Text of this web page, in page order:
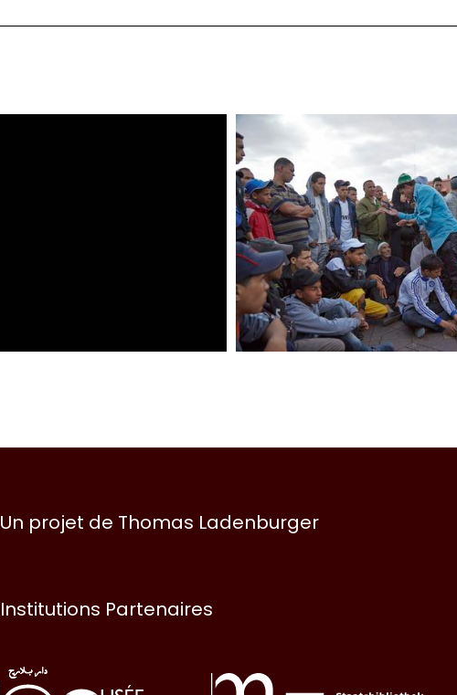
Un projet de Thomas Ladenburger
Institutions Partenaires